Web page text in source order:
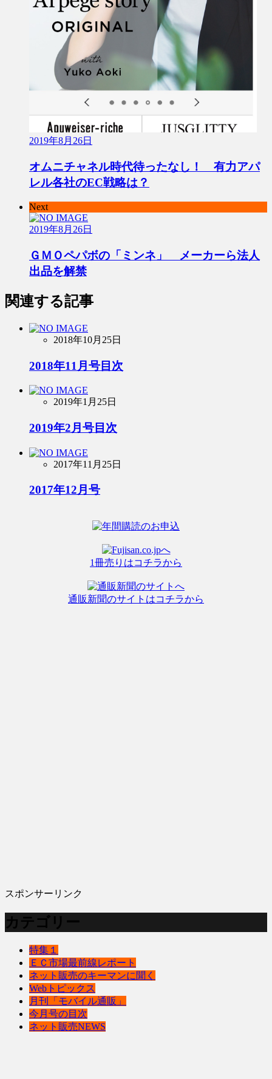
2019年8月26日
オムニチャネル時代待ったなし！ 有力アパ
レル各社のEC戦略は？
Next
2019年8月26日
ＧＭＯペパボの「ミンネ」 メーカーら法人
出品を解禁
関連する記事
2018年10月25日
2018年11月号目次
2019年1月25日
2019年2月号目次
2017年11月25日
2017年12月号
1冊売りはコチラから
通販新聞のサイトはコチラから
スポンサーリンク
カテゴリー
特集１
ＥＣ市場最前線レポート
ネット販売のキーマンに聞く
Webトピックス
月刊「モバイル通販」
今月号の目次
ネット販売NEWS